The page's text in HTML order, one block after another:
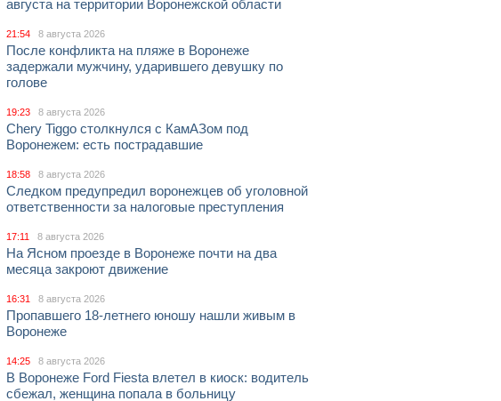
августа на территории Воронежской области
21:54 8 августа 2026
После конфликта на пляже в Воронеже
задержали мужчину, ударившего девушку по
голове
19:23 8 августа 2026
Chery Tiggo столкнулся с КамАЗом под
Воронежем: есть пострадавшие
18:58 8 августа 2026
Следком предупредил воронежцев об уголовной
ответственности за налоговые преступления
17:11 8 августа 2026
На Ясном проезде в Воронеже почти на два
месяца закроют движение
16:31 8 августа 2026
Пропавшего 18-летнего юношу нашли живым в
Воронеже
14:25 8 августа 2026
В Воронеже Ford Fiesta влетел в киоск: водитель
сбежал, женщина попала в больницу